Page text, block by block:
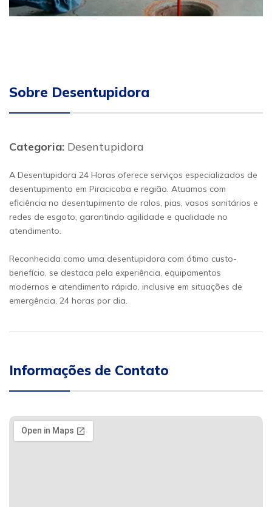
Sobre Desentupidora
Categoria: Desentupidora
A Desentupidora 24 Horas oferece serviços especializados de
desentupimento em Piracicaba e região. Atuamos com
eficiência no desentupimento de ralos, pias, vasos sanitários e
redes de esgoto, garantindo agilidade e qualidade no
atendimento.
Reconhecida como uma desentupidora com ótimo custo-
benefício, se destaca pela experiência, equipamentos
modernos e atendimento rápido, inclusive em situações de
emergência, 24 horas por dia.
Informações de Contato